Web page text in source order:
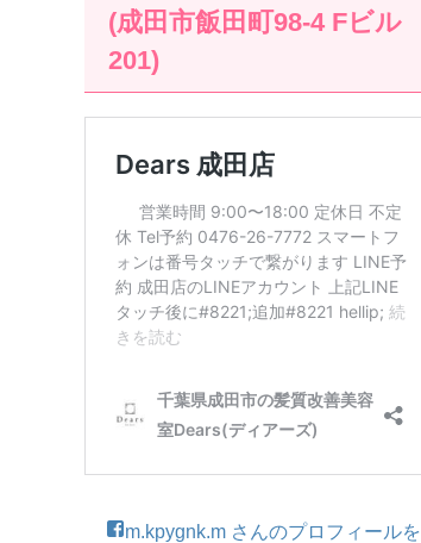
(成田市飯田町98-4 Fビル
201)
m.kpygnk.m さんのプロフィールを